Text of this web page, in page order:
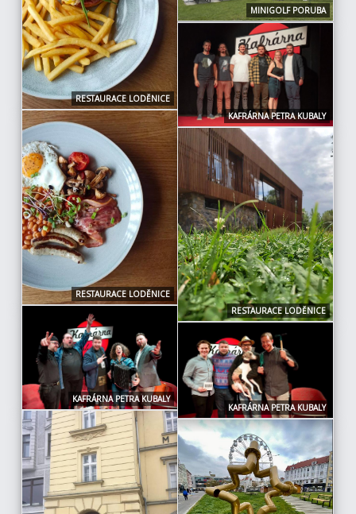
RESTAURACE LODĚNICE
MINIGOLF PORUBA
KAFRÁRNA PETRA KUBALY
RESTAURACE LODĚNICE
RESTAURACE LODĚNICE
KAFRÁRNA PETRA KUBALY
KAFRÁRNA PETRA KUBALY